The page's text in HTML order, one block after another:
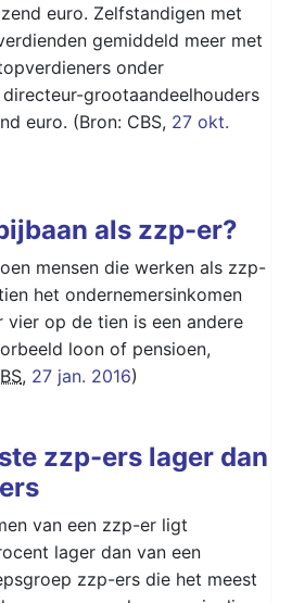
euro. Zelfstandigen met
gemiddeld meer met
onder
grootaandeelhouders
euro. (Bron: CBS, 27 okt.
als zzp-er?
mensen die werken als zzp-
het ondernemersinkomen
vier op de tien is een andere
loon of pensioen,
, 27 jan. 2016)
zzp-ers lager dan
van een zzp-er ligt
lager dan van een
zzp-ers die het meest